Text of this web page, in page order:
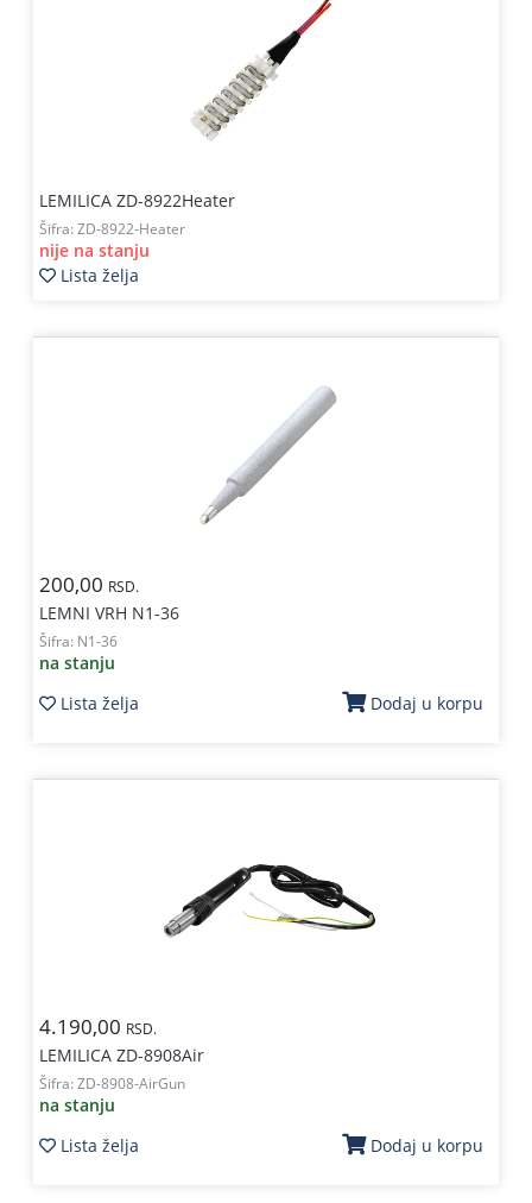
LEMILICA ZD-8922Heater
Šifra: ZD-8922-Heater
nije na stanju
Lista želja
200,00 RSD.
LEMNI VRH N1-36
Šifra: N1-36
na stanju
Lista želja
Dodaj u korpu
4.190,00 RSD.
LEMILICA ZD-8908Air
Šifra: ZD-8908-AirGun
na stanju
Lista želja
Dodaj u korpu